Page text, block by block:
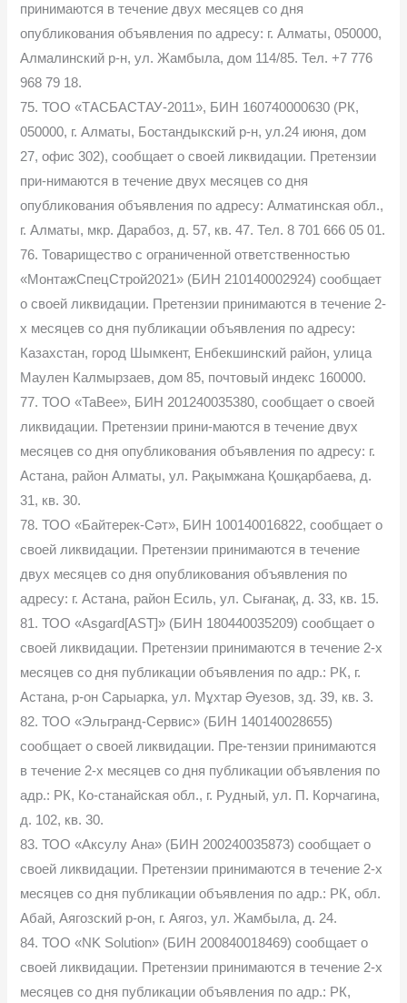
принимаются в течение двух месяцев со дня
опубликования объявления по адресу: г. Алматы, 050000,
Алмалинский р-н, ул. Жамбыла, дом 114/85. Тел. +7 776
968 79 18.
75. ТОО «ТАСБАСТАУ-2011», БИН 160740000630 (РК,
050000, г. Алматы, Бостандыкский р-н, ул.24 июня, дом
27, офис 302), сообщает о своей ликвидации. Претензии
при-нимаются в течение двух месяцев со дня
опубликования объявления по адресу: Алматинская обл.,
г. Алматы, мкр. Дарабоз, д. 57, кв. 47. Тел. 8 701 666 05 01.
76. Товарищество с ограниченной ответственностью
«МонтажСпецСтрой2021» (БИН 210140002924) сообщает
о своей ликвидации. Претензии принимаются в течение 2-
х месяцев со дня публикации объявления по адресу:
Казахстан, город Шымкент, Енбекшинский район, улица
Маулен Калмырзаев, дом 85, почтовый индекс 160000.
77. ТОО «ТаВее», БИН 201240035380, сообщает о своей
ликвидации. Претензии прини-маются в течение двух
месяцев со дня опубликования объявления по адресу: г.
Астана, район Алматы, ул. Рақымжана Қошқарбаева, д.
31, кв. 30.
78. ТОО «Байтерек-Сәт», БИН 100140016822, сообщает о
своей ликвидации. Претензии принимаются в течение
двух месяцев со дня опубликования объявления по
адресу: г. Астана, район Есиль, ул. Сығанақ, д. 33, кв. 15.
81. ТОО «Asgard[AST]» (БИН 180440035209) сообщает о
своей ликвидации. Претензии принимаются в течение 2-х
месяцев со дня публикации объявления по адр.: РК, г.
Астана, р-он Сарыарка, ул. Мұхтар Әуезов, зд. 39, кв. 3.
82. ТОО «Эльгранд-Сервис» (БИН 140140028655)
сообщает о своей ликвидации. Пре-тензии принимаются
в течение 2-х месяцев со дня публикации объявления по
адр.: РК, Ко-станайская обл., г. Рудный, ул. П. Корчагина,
д. 102, кв. 30.
83. ТОО «Аксулу Ана» (БИН 200240035873) сообщает о
своей ликвидации. Претензии принимаются в течение 2-х
месяцев со дня публикации объявления по адр.: РК, обл.
Абай, Аягозский р-он, г. Аягоз, ул. Жамбыла, д. 24.
84. ТОО «NK Solution» (БИН 200840018469) сообщает о
своей ликвидации. Претензии принимаются в течение 2-х
месяцев со дня публикации объявления по адр.: РК,